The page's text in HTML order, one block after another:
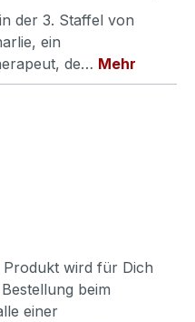
der 3. Staffel von
ein
de… Mehr
Produkt wird für Dich
beim
einer